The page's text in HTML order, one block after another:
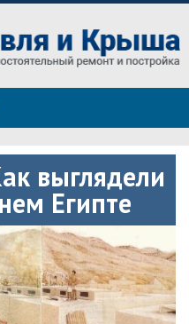
полезные
дома и ремонте
выглядели
Египте